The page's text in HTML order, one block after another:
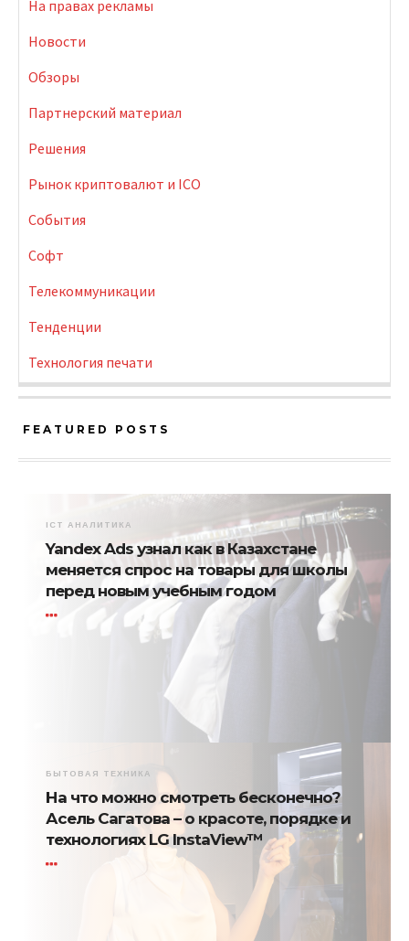
На правах рекламы
Новости
Обзоры
Партнерский материал
Решения
Рынок криптовалют и ICO
События
Софт
Телекоммуникации
Тенденции
Технология печати
FEATURED POSTS
ICT АНАЛИТИКА
Yandex Ads узнал как в Казахстане
меняется спрос на товары для школы
перед новым учебным годом
БЫТОВАЯ ТЕХНИКА
На что можно смотреть бесконечно?
Асель Сагатова – о красоте, порядке и
технологиях LG InstaView™